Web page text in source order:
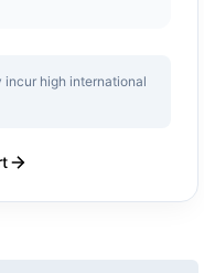
incur high international